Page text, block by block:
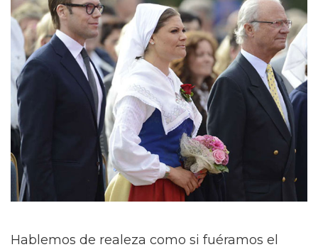
Hablemos de realeza como si fuéramos el